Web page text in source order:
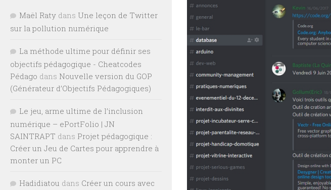
Maël Raty dans Une leçon de Twitter
sur la pollution numérique
La méthode ultime pour définir ses
objectifs pédagogique - Cheatcodes
Pédago dans Nouvelle version du GOP
(Générateur d’Objectifs Pédagogiques)
Le jeu, arme ultime de l’inclusion
numérique – ePortFolio | JN
SAINTRAPT dans Projet pédagogique :
Créer un Jeu de Cartes pour apprendre à
monter un PC
Hadidiatou dans Créer un cours avec